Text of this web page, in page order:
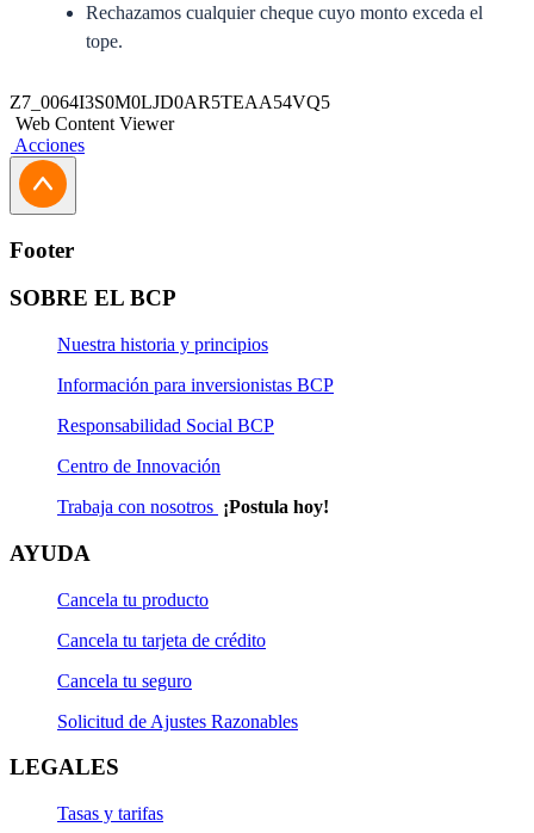
Rechazamos cualquier cheque cuyo monto exceda el
tope.
Z7_0064I3S0M0LJD0AR5TEAA54VQ5
Web Content Viewer
Acciones
Footer
SOBRE EL BCP
Nuestra historia y principios
Información para inversionistas BCP
Responsabilidad Social BCP
Centro de Innovación
Trabaja con nosotros ¡Postula hoy!
AYUDA
Cancela tu producto
Cancela tu tarjeta de crédito
Cancela tu seguro
Solicitud de Ajustes Razonables
LEGALES
Tasas y tarifas